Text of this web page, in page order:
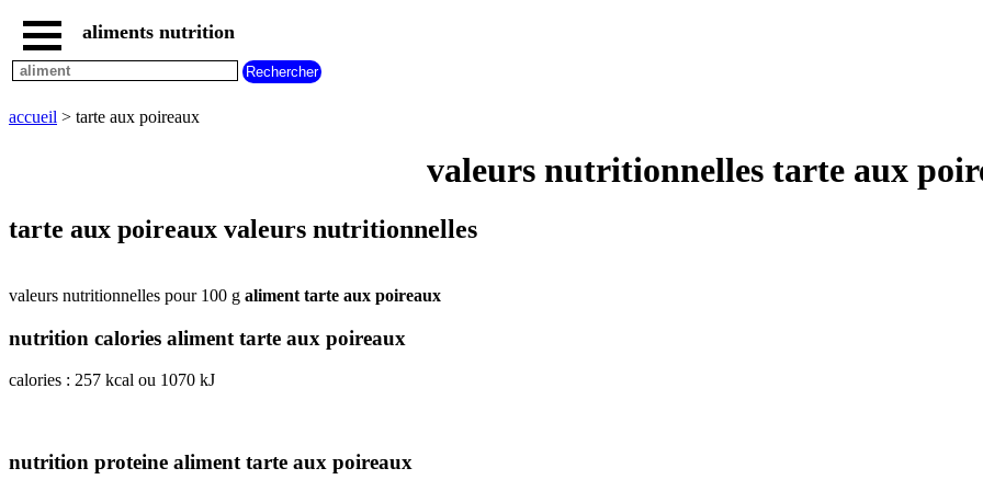
accueil
tous
aliments
en
familles
commencant
A B C D E F
G
aliments nutrition
accueil > tarte aux poireaux
valeurs nutritionnelles tarte aux
tarte aux poireaux valeurs nutritionnelles
valeurs nutritionnelles pour 100 g aliment tarte aux poireaux
nutrition calories aliment tarte aux poireaux
calories : 257 kcal ou 1070 kJ
nutrition proteine aliment tarte aux poireaux